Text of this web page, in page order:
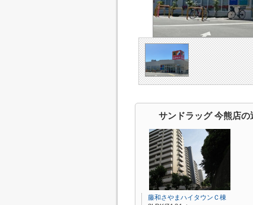
サンドラッグ 今熊店の
藤和さやまハイタウンＣ棟